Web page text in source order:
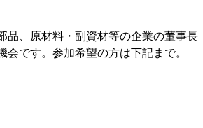
、原材料・副資材等の企業の董事長
です。参加希望の方は下記まで。